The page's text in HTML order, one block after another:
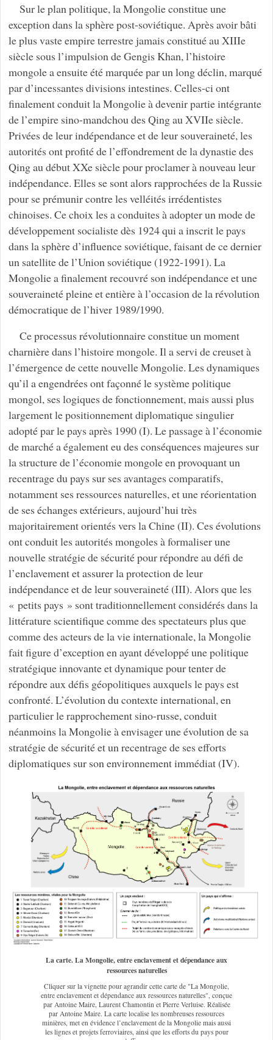
Sur le plan politique, la Mongolie constitue une
exception dans la sphère post-soviétique. Après avoir bâti
le plus vaste empire terrestre jamais constitué au XIIIe
siècle sous l’impulsion de Gengis Khan, l’histoire
mongole a ensuite été marquée par un long déclin, marqué
par d’incessantes divisions intestines. Celles-ci ont
finalement conduit la Mongolie à devenir partie intégrante
de l’empire sino-mandchou des Qing au XVIIe siècle.
Privées de leur indépendance et de leur souveraineté, les
autorités ont profité de l’effondrement de la dynastie des
Qing au début XXe siècle pour proclamer à nouveau leur
indépendance. Elles se sont alors rapprochées de la Russie
pour se prémunir contre les velléités irrédentistes
chinoises. Ce choix les a conduites à adopter un mode de
développement socialiste dès 1924 qui a inscrit le pays
dans la sphère d’influence soviétique, faisant de ce dernier
un satellite de l’Union soviétique (1922-1991). La
Mongolie a finalement recouvré son indépendance et une
souveraineté pleine et entière à l’occasion de la révolution
démocratique de l’hiver 1989/1990.
Ce processus révolutionnaire constitue un moment
charnière dans l’histoire mongole. Il a servi de creuset à
l’émergence de cette nouvelle Mongolie. Les dynamiques
qu’il a engendrées ont façonné le système politique
mongol, ses logiques de fonctionnement, mais aussi plus
largement le positionnement diplomatique singulier
adopté par le pays après 1990 (I). Le passage à l’économie
de marché a également eu des conséquences majeures sur
la structure de l’économie mongole en provoquant un
recentrage du pays sur ses avantages comparatifs,
notamment ses ressources naturelles, et une réorientation
de ses échanges extérieurs, aujourd’hui très
majoritairement orientés vers la Chine (II). Ces évolutions
ont conduit les autorités mongoles à formaliser une
nouvelle stratégie de sécurité pour répondre au défi de
l’enclavement et assurer la protection de leur
indépendance et de leur souveraineté (III). Alors que les
« petits pays » sont traditionnellement considérés dans la
littérature scientifique comme des spectateurs plus que
comme des acteurs de la vie internationale, la Mongolie
fait figure d’exception en ayant développé une politique
stratégique innovante et dynamique pour tenter de
répondre aux défis géopolitiques auxquels le pays est
confronté. L’évolution du contexte international, en
particulier le rapprochement sino-russe, conduit
néanmoins la Mongolie à envisager une évolution de sa
stratégie de sécurité et un recentrage de ses efforts
diplomatiques sur son environnement immédiat (IV).
La carte. La Mongolie, entre enclavement et dépendance aux
ressources naturelles
Cliquer sur la vignette pour agrandir cette carte de "La Mongolie,
entre enclavement et dépendance aux ressources naturelles", conçue
par Antoine Maire, Laurent Chamontin et Pierre Verluise. Réalisée
par Antoine Maire. La carte localise les nombreuses ressources
minières, met en évidence l’enclavement de la Mongolie mais aussi
les lignes et projets ferroviaires, ainsi que les efforts du pays pour